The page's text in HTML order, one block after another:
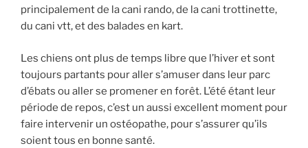
principalement de la cani rando, de la cani trottinette,
du cani vtt, et des balades en kart.
Les chiens ont plus de temps libre que l’hiver et sont
toujours partants pour aller s’amuser dans leur parc
d’ébats ou aller se promener en forêt. L’été étant leur
période de repos, c’est un aussi excellent moment pour
faire intervenir un ostéopathe, pour s’assurer qu’ils
soient tous en bonne santé.